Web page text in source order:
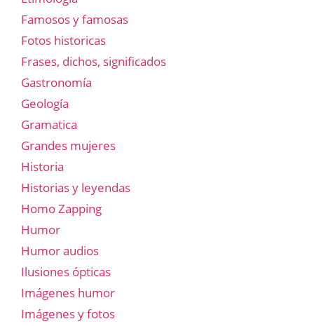
Famosos y famosas
Fotos historicas
Frases, dichos, significados
Gastronomía
Geología
Gramatica
Grandes mujeres
Historia
Historias y leyendas
Homo Zapping
Humor
Humor audios
Ilusiones ópticas
Imágenes humor
Imágenes y fotos